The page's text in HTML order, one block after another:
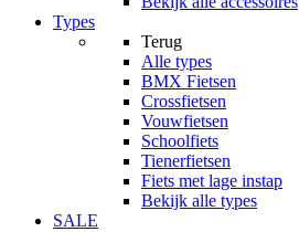
Types
Terug
Alle types
BMX Fietsen
Crossfietsen
Vouwfietsen
Schoolfiets
Tienerfietsen
Fiets met lage instap
Bekijk alle types
SALE